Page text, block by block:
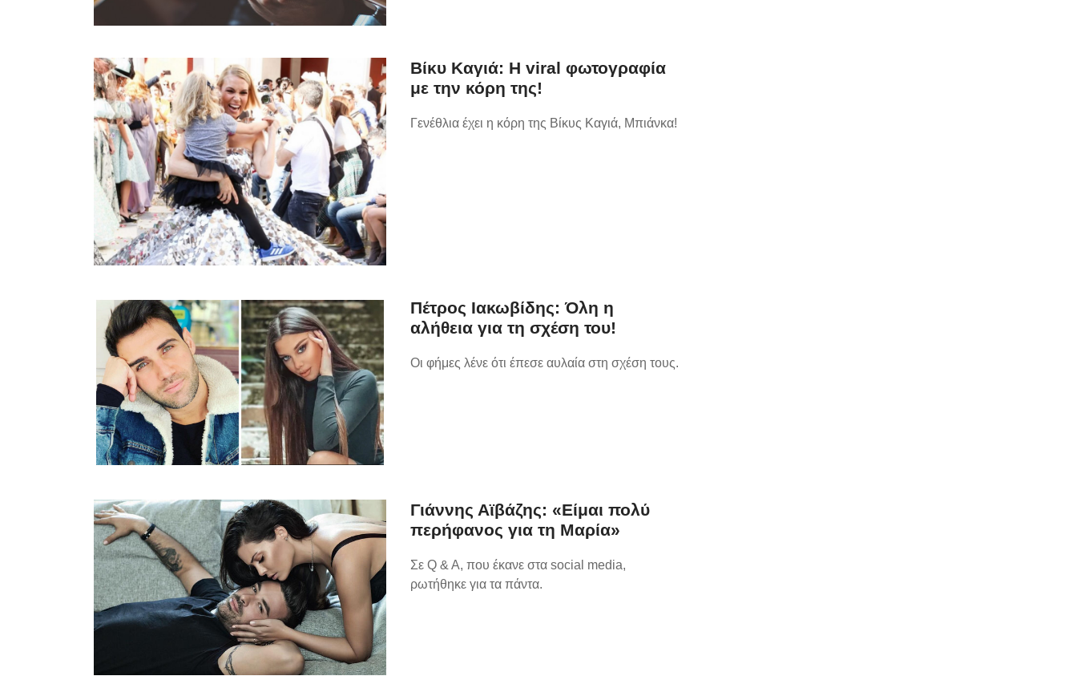
Βίκυ Καγιά: Η viral φωτογραφία
με την κόρη της!
Γενέθλια έχει η κόρη της Βίκυς Καγιά, Μπιάνκα!
Πέτρος Ιακωβίδης: Όλη η
αλήθεια για τη σχέση του!
Οι φήμες λένε ότι έπεσε αυλαία στη σχέση τους.
Γιάννης Αϊβάζης: «Είμαι πολύ
περήφανος για τη Μαρία»
Σε Q & A, που έκανε στα social media,
ρωτήθηκε για τα πάντα.